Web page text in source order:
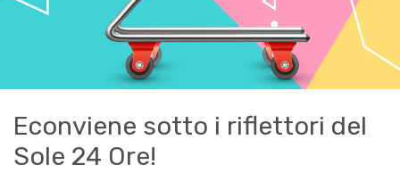
Econviene sotto i riflettori del
Sole 24 Ore!